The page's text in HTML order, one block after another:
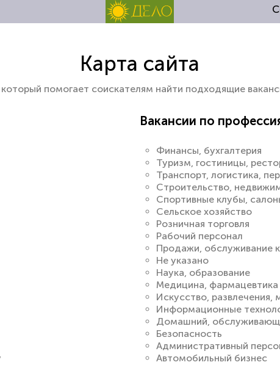
Карта сайта
помогает соискателям найти подходящие
Вакансии по
Финансы, бухгалтерия
Туризм, гостиницы,
Транспорт, логистика,
Строительство,
Спортивные клубы,
Сельское хозяйство
Розничная торговля
Рабочий персонал
Продажи, обслуживание
Не указано
Наука, образование
Медицина, фармацевтика
Искусство, развлечения,
Информационные
Домашний,
Безопасность
Административный
Автомобильный бизнес